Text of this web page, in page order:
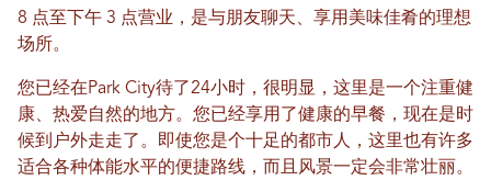
8 点至下午 3 点营业，是与朋友聊天、享用美味佳肴的理想
场所。
您已经在Park City待了24小时，很明显，这里是一个注重健
康、热爱自然的地方。您已经享用了健康的早餐，现在是时
候到户外走走了。即使您是个十足的都市人，这里也有许多
适合各种体能水平的便捷路线，而且风景一定会非常壮丽。